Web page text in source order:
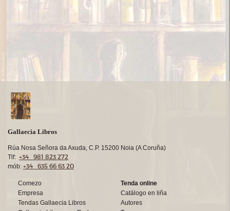
Gallaecia Libros
Rúa Nosa Señora da Axuda, C.P. 15200 Noia (A Coruña)
Tlf: +34 981 823 272
mób: +34 635 66 63 20
Comezo
Empresa
Tendas Gallaecia Libros
Tenda online
Catálogo en liña
Autores